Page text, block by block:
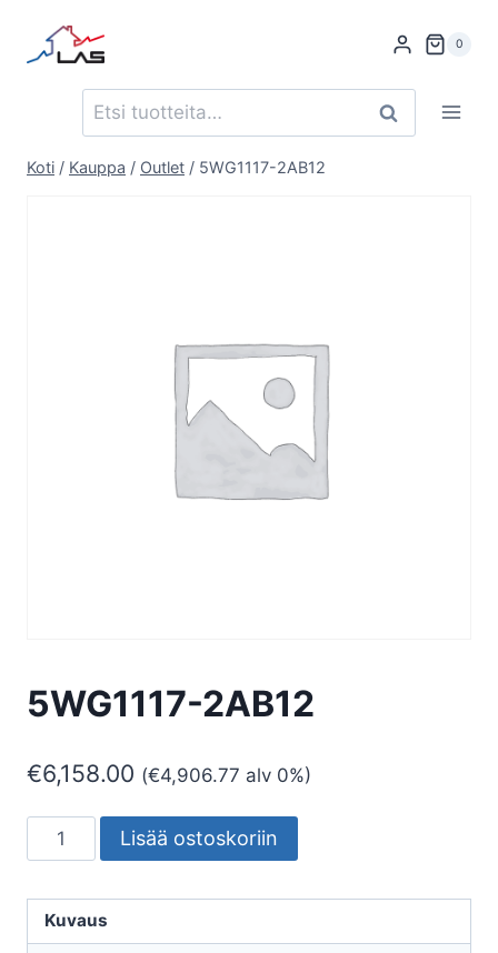
sisältöön
0
Etsi: Haku
Koti / Kauppa / Outlet / 5WG1117-2AB12
5WG1117-2AB12
€6,158.00 (€4,906.77 alv 0%)
5WG1117-
2AB12
Lisää ostoskoriin
Kuvaus